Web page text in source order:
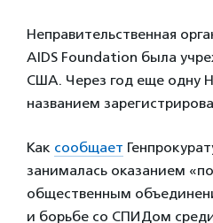
Неправительственная
AIDS Foundation была
США. Через год еще одну
названием
Как сообщает
занималась оказанием
общественным
и борьбе со СПИДом